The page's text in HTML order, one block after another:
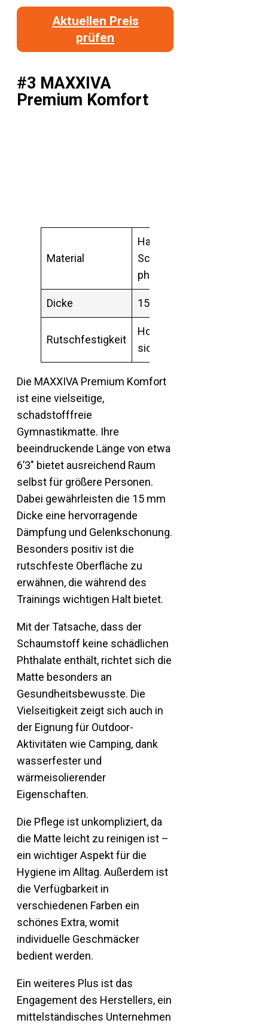
Aktuellen Preis
prüfen
#3 MAXXIVA
Premium Komfort
Material
Hautfreundlicher
Schaumstoff,
phthalatfrei
Dicke 15 mm
Rutschfestigkeit
Hoch für
sicheren Halt
Die MAXXIVA Premium Komfort
ist eine vielseitige,
schadstofffreie
Gymnastikmatte. Ihre
beeindruckende Länge von etwa
6’3″ bietet ausreichend Raum
selbst für größere Personen.
Dabei gewährleisten die 15 mm
Dicke eine hervorragende
Dämpfung und Gelenkschonung.
Besonders positiv ist die
rutschfeste Oberfläche zu
erwähnen, die während des
Trainings wichtigen Halt bietet.
Mit der Tatsache, dass der
Schaumstoff keine schädlichen
Phthalate enthält, richtet sich die
Matte besonders an
Gesundheitsbewusste. Die
Vielseitigkeit zeigt sich auch in
der Eignung für Outdoor-
Aktivitäten wie Camping, dank
wasserfester und
wärmeisolierender
Eigenschaften.
Die Pflege ist unkompliziert, da
die Matte leicht zu reinigen ist –
ein wichtiger Aspekt für die
Hygiene im Alltag. Außerdem ist
die Verfügbarkeit in
verschiedenen Farben ein
schönes Extra, womit
individuelle Geschmäcker
bedient werden.
Ein weiteres Plus ist das
Engagement des Herstellers, ein
mittelständisches Unternehmen